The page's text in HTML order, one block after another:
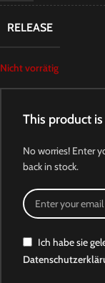
RELEASE
Nicht vorrätig
This product
No worries! Enter
back in stock.
Ich habe sie